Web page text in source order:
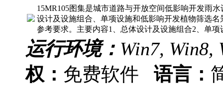
15MR105图集是城市道路与开放空间低影响开发雨
设计及设施组合、单项设施和低影响开发植物筛选
参考要求。主要内容1、总体设计及设施组合2、单
运行环境： Win7, Win8,
权： 免费软件 语言：